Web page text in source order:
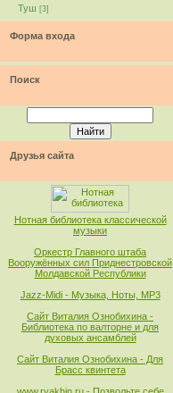
Туш [3]
Форма входа
Поиск
Друзья сайта
Нотная библиотека классической
музыки
Оркестр Главного штаба
Вооружённых сил Приднестровской
Молдавской Республики
Jazz-Midi - Музыка, Ноты, MP3
Сайт Виталия Ознобихина -
Библиотека по валторне и для
духовых ансамблей
Сайт Виталия Ознобихина - Для
Брасс квинтета